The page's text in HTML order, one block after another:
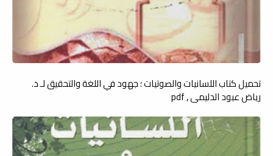
تحميل كتاب اللسانيات والصوتيات ؛ جهود في اللغة والتحقيق لـ د.
رياض عبود الدليمي , pdf